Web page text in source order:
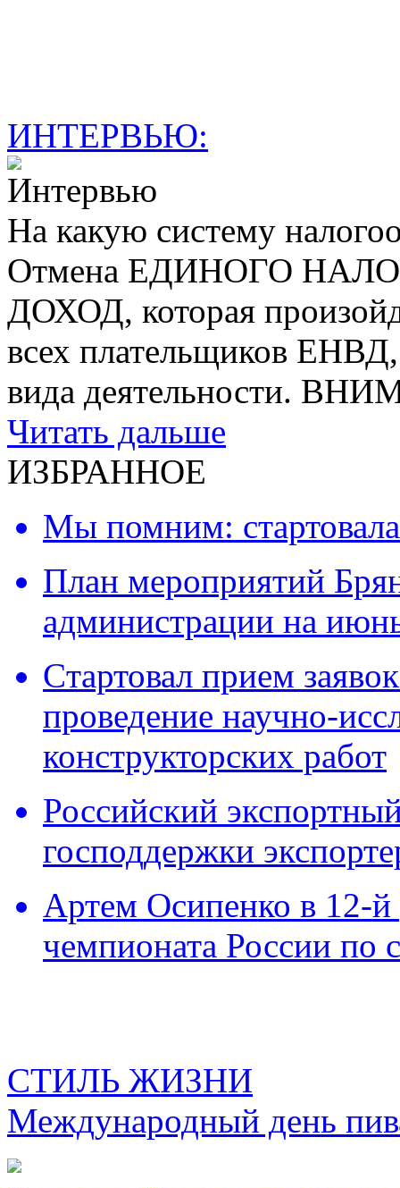
ИНТЕРВЬЮ:
На какую систему
Отмена ЕДИНОГО
ДОХОД, которая
всех плательщиков
вида деятельности.
Читать дальше
ИЗБРАННОЕ
Мы помним:
План мероприятий
администрации на
Cтартовал прием
проведение научно-
конструкторских работ
Российский
господдержки
Артем Осипенко в 12-й
чемпионата России по
СТИЛЬ ЖИЗНИ
Международный день